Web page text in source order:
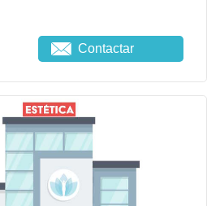
Contactar